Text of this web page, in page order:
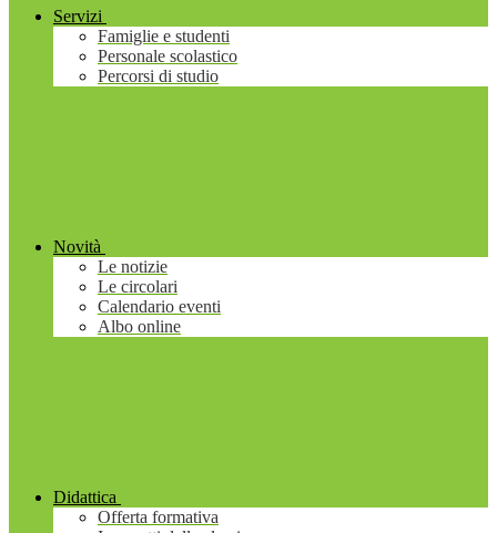
Servizi
Famiglie e studenti
Personale scolastico
Percorsi di studio
Novità
Le notizie
Le circolari
Calendario eventi
Albo online
Didattica
Offerta formativa